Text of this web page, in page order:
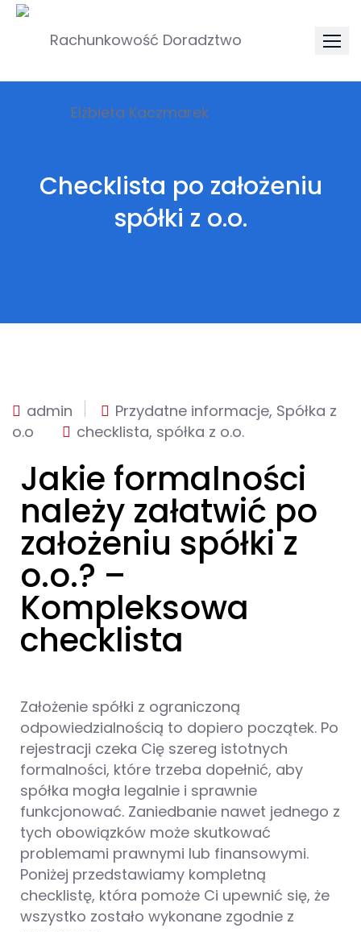
Checklista po założeniu
spółki z o.o.
admin Przydatne informacje, Spółka z
o.o
checklista, spółka z o.o.
Jakie formalności
należy załatwić po
założeniu spółki z
o.o.? –
Kompleksowa
checklista
Założenie spółki z ograniczoną
odpowiedzialnością to dopiero początek. Po
rejestracji czeka Cię szereg istotnych
formalności, które trzeba dopełnić, aby
spółka mogła legalnie i sprawnie
funkcjonować. Zaniedbanie nawet jednego z
tych obowiązków może skutkować
problemami prawnymi lub finansowymi.
Poniżej przedstawiamy kompletną
checklistę, która pomoże Ci upewnić się, że
wszystko zostało wykonane zgodnie z